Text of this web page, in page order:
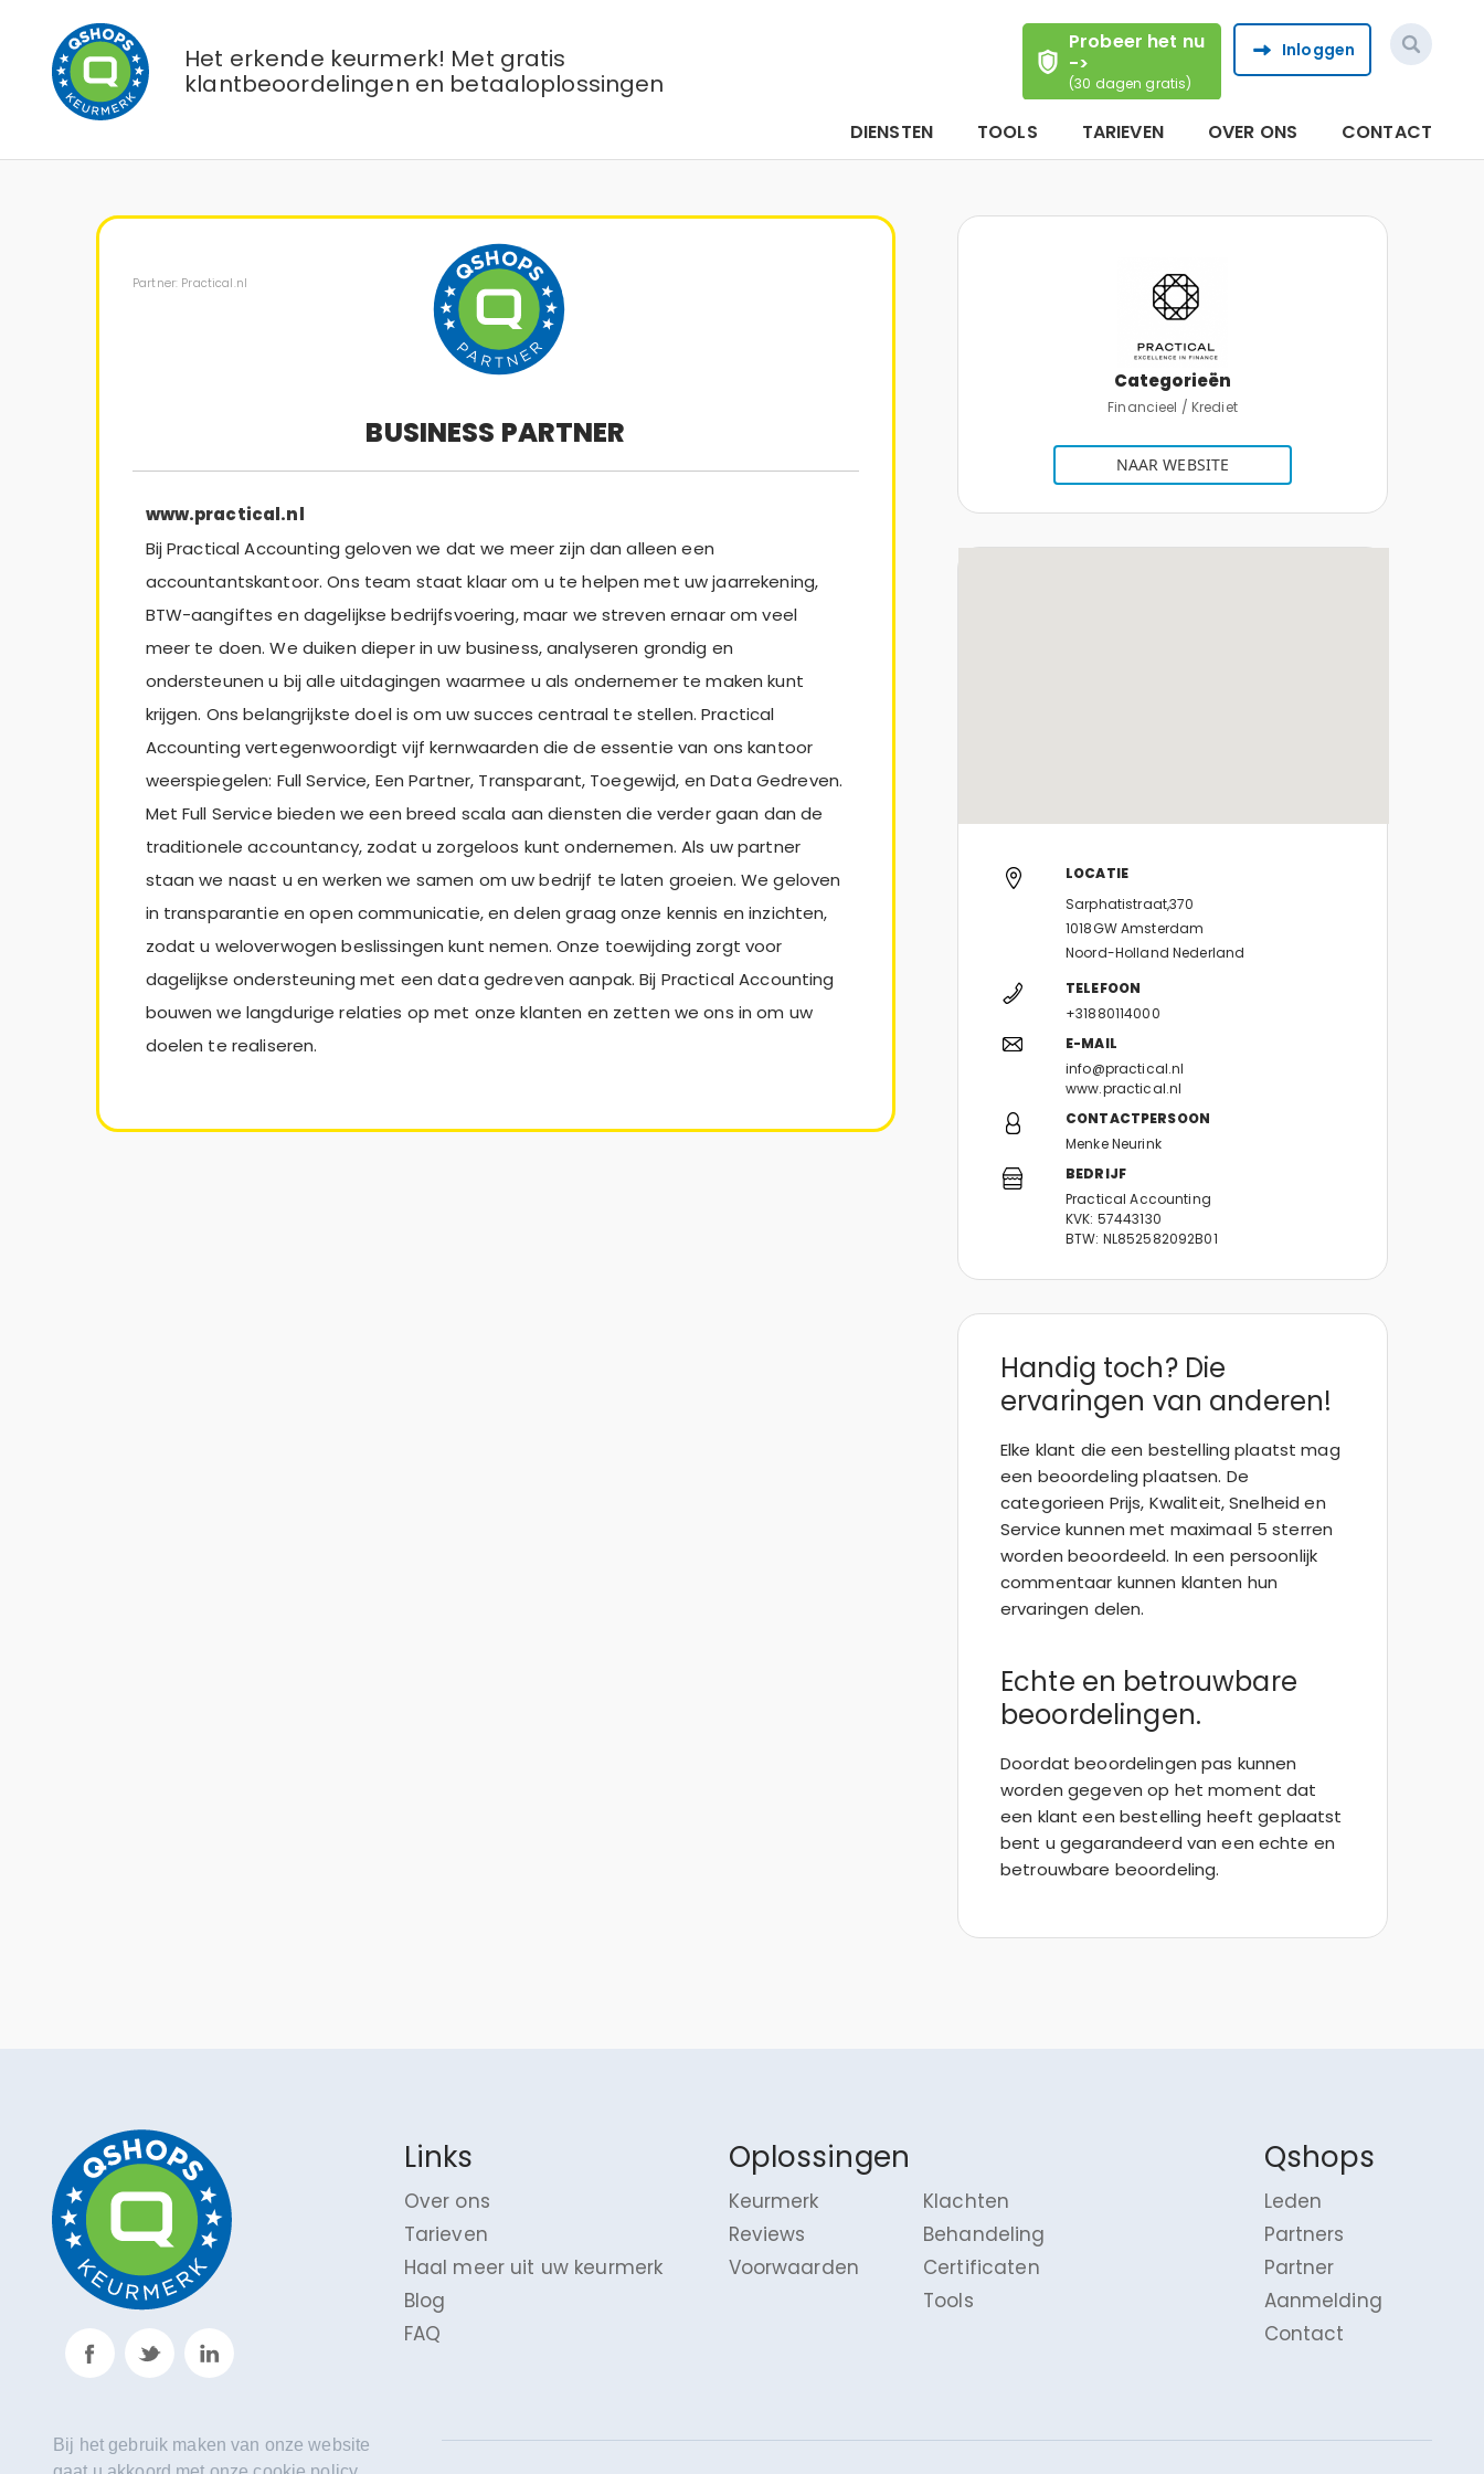
Bij het gebruik maken van onze website
Het erkende keurmerk! Met gratis
klantbeoordelingen en betaaloplossingen
Inloggen
Probeer het nu
->
(30 dagen gratis)
DIENSTEN TOOLS TARIEVEN OVER ONS CONTACT
Partner: Practical.nl
BUSINESS PARTNER
www.practical.nl
Bij Practical Accounting geloven we dat we meer zijn dan alleen een
accountantskantoor. Ons team staat klaar om u te helpen met uw jaarrekening,
BTW-aangiftes en dagelijkse bedrijfsvoering, maar we streven ernaar om veel
meer te doen. We duiken dieper in uw business, analyseren grondig en
ondersteunen u bij alle uitdagingen waarmee u als ondernemer te maken kunt
krijgen. Ons belangrijkste doel is om uw succes centraal te stellen. Practical
Accounting vertegenwoordigt vijf kernwaarden die de essentie van ons kantoor
weerspiegelen: Full Service, Een Partner, Transparant, Toegewijd, en Data Gedreven.
Met Full Service bieden we een breed scala aan diensten die verder gaan dan de
traditionele accountancy, zodat u zorgeloos kunt ondernemen. Als uw partner
staan we naast u en werken we samen om uw bedrijf te laten groeien. We geloven
in transparantie en open communicatie, en delen graag onze kennis en inzichten,
zodat u weloverwogen beslissingen kunt nemen. Onze toewijding zorgt voor
dagelijkse ondersteuning met een data gedreven aanpak. Bij Practical Accounting
bouwen we langdurige relaties op met onze klanten en zetten we ons in om uw
doelen te realiseren.
Categorieën
Financieel / Krediet
NAAR WEBSITE
LOCATIE
Sarphatistraat,370
1018GW Amsterdam
Noord-Holland Nederland
TELEFOON
+31880114000
E-MAIL
info@practical.nl
www.practical.nl
CONTACTPERSOON
Menke Neurink
BEDRIJF
Practical Accounting
KVK: 57443130
BTW: NL852582092B01
Handig toch? Die
ervaringen van anderen!
Elke klant die een bestelling plaatst mag
een beoordeling plaatsen. De
categorieen Prijs, Kwaliteit, Snelheid en
Service kunnen met maximaal 5 sterren
worden beoordeeld. In een persoonlijk
commentaar kunnen klanten hun
ervaringen delen.
Echte en betrouwbare
beoordelingen.
Doordat beoordelingen pas kunnen
worden gegeven op het moment dat
een klant een bestelling heeft geplaatst
bent u gegarandeerd van een echte en
betrouwbare beoordeling.
Links
Over ons
Tarieven
Haal meer uit uw keurmerk
Blog
FAQ
Oplossingen
Keurmerk
Reviews
Voorwaarden
Klachten
Behandeling
Certificaten
Tools
Qshops
Leden
Partners
Partner
Aanmelding
Contact